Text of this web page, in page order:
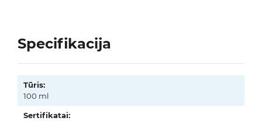
Specifikacija
Tūris:
100 ml
Sertifikatai: